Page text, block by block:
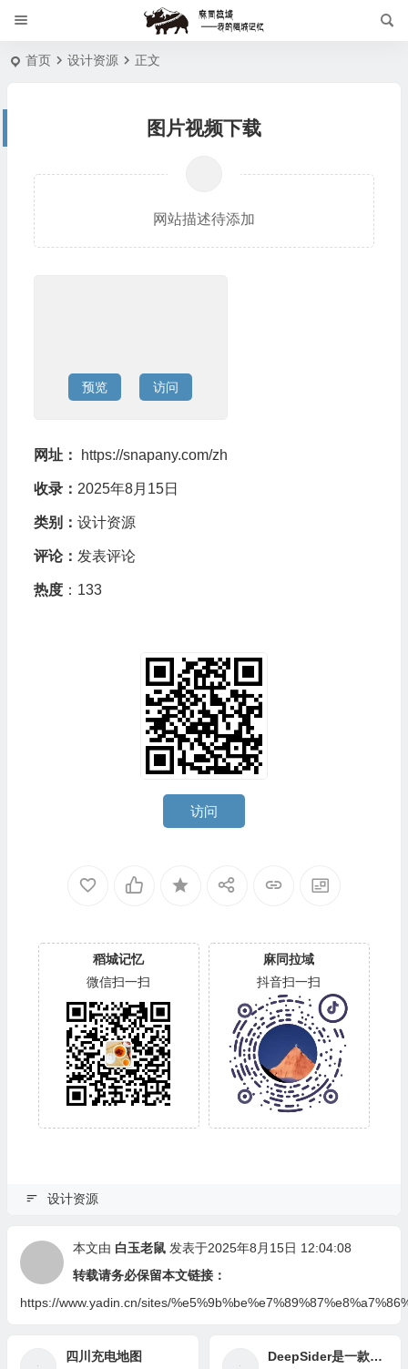
首页 设计资源 正文
图片视频下载
网站描述待添加
预览 访问
网址： https://snapany.com/zh
收录： 2025年8月15日
类别： 设计资源
评论： 发表评论
热度：133
访问
稻城记忆
微信扫一扫
麻同拉域
抖音扫一扫
设计资源
本文由 白玉老鼠 发表于2025年8月15日 12:04:08
转载请务必保留本文链接：
https://www.yadin.cn/sites/
四川充电地图 DeepSider是一款浏览器侧边栏插件，支持与多款热门AI模型进行聊天对话和图像生成。